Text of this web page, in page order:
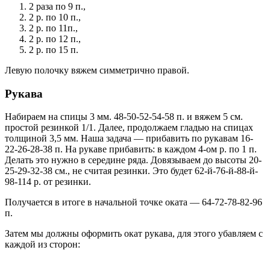
2 раза по 9 п.,
2 р. по 10 п.,
2 р. по 11п.,
2 р. по 12 п.,
2 р. по 15 п.
Левую полочку вяжем симметрично правой.
Рукава
Набираем на спицы 3 мм. 48-50-52-54-58 п. и вяжем 5 см.
простой резинкой 1/1. Далее, продолжаем гладью на спицах
толщиной 3,5 мм. Наша задача — прибавить по рукавам 16-
22-26-28-38 п. На рукаве прибавить: в каждом 4-ом р. по 1 п.
Делать это нужно в середине ряда. Довязываем до высоты 20-
25-29-32-38 см., не считая резинки. Это будет 62-й-76-й-88-й-
98-114 р. от резинки.
Получается в итоге в начальной точке оката — 64-72-78-82-96
п.
Затем мы должны оформить окат рукава, для этого убавляем с
каждой из сторон: